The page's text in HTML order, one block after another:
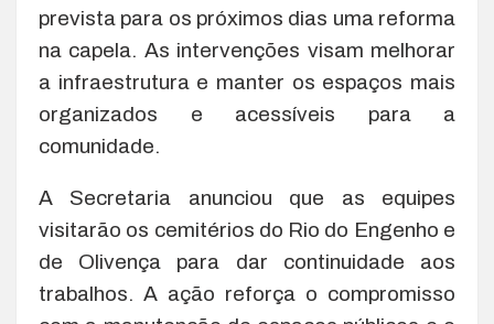
prevista para os próximos dias uma reforma
na capela. As intervenções visam melhorar
a infraestrutura e manter os espaços mais
organizados e acessíveis para a
comunidade.
A Secretaria anunciou que as equipes
visitarão os cemitérios do Rio do Engenho e
de Olivença para dar continuidade aos
trabalhos. A ação reforça o compromisso